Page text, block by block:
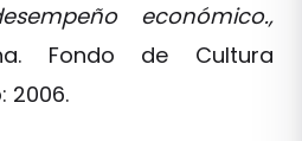
económico.,
Fondo de Cultura
2006.